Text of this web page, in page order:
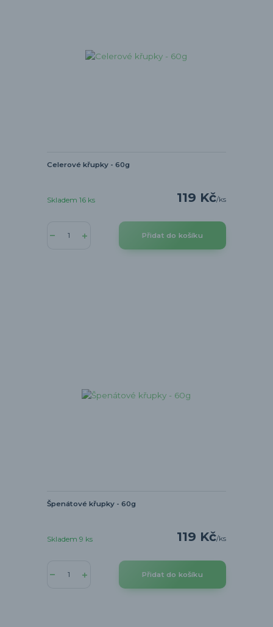
Celerové křupky - 60g
119 Kč/ks
Skladem 16 ks
Přidat do košíku
Špenátové křupky - 60g
119 Kč/ks
Skladem 9 ks
Přidat do košíku